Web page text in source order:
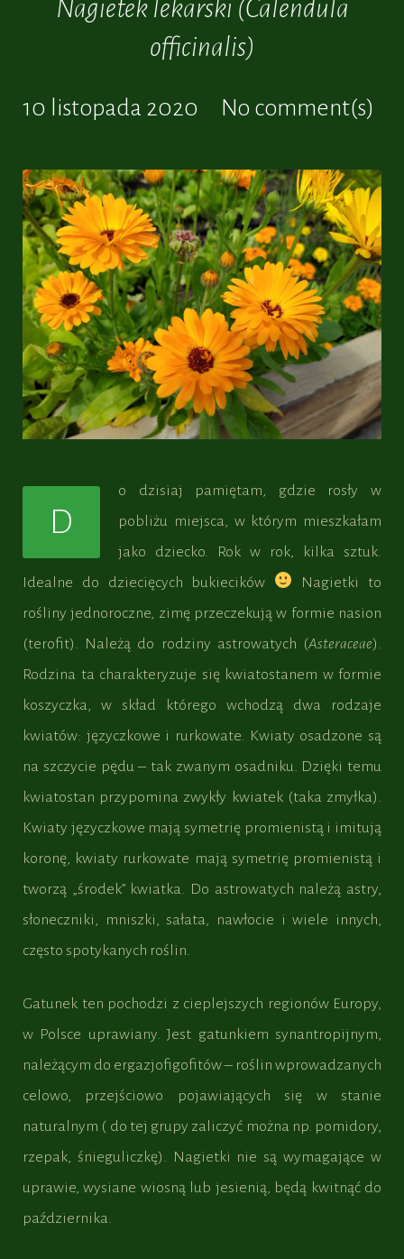
Nagietek lekarski (Calendula
officinalis)
10 listopada 2020 No comment(s)
D
o dzisiaj pamiętam, gdzie rosły w
pobliżu miejsca, w którym mieszkałam
jako dziecko. Rok w rok, kilka sztuk.
Idealne do dziecięcych bukiecików
Nagietki to
rośliny jednoroczne, zimę przeczekują w formie nasion
(terofit). Należą do rodziny astrowatych (Asteraceae).
Rodzina ta charakteryzuje się kwiatostanem w formie
koszyczka, w skład którego wchodzą dwa rodzaje
kwiatów: języczkowe i rurkowate. Kwiaty osadzone są
na szczycie pędu – tak zwanym osadniku. Dzięki temu
kwiatostan przypomina zwykły kwiatek (taka zmyłka).
Kwiaty języczkowe mają symetrię promienistą i imitują
koronę, kwiaty rurkowate mają symetrię promienistą i
tworzą „środek” kwiatka. Do astrowatych należą astry,
słoneczniki, mniszki, sałata, nawłocie i wiele innych,
często spotykanych roślin.
Gatunek ten pochodzi z cieplejszych regionów Europy,
w Polsce uprawiany. Jest gatunkiem synantropijnym,
należącym do ergazjofigofitów – roślin wprowadzanych
celowo, przejściowo pojawiających się w stanie
naturalnym ( do tej grupy zaliczyć można np. pomidory,
rzepak, śnieguliczkę). Nagietki nie są wymagające w
uprawie, wysiane wiosną lub jesienią, będą kwitnąć do
października.